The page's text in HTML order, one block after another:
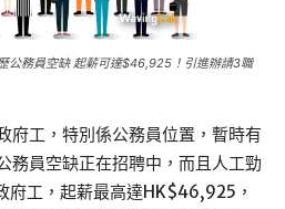
公務員空缺 起薪可達$46,925！引進辦請3職
府工，特別係公務員位置，暫時有
務員空缺正在招聘中，而且人工勁
府工，起薪最高達HK$46,925，